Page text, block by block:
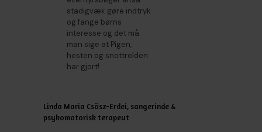
stadigvæk gøre indtryk
og fange børns
interesse og det må
man sige at Pigen,
hesten og snottrolden
har gjort!
Linda Maria Csösz-Erdei, sangerinde &
psykomotorisk terapeut